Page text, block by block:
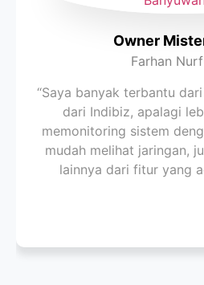
Owner
Farhan
“Saya banyak terbantu
dari Indibiz, apalagi
memonitoring sistem
mudah melihat jaringan,
lainnya dari fitur yang